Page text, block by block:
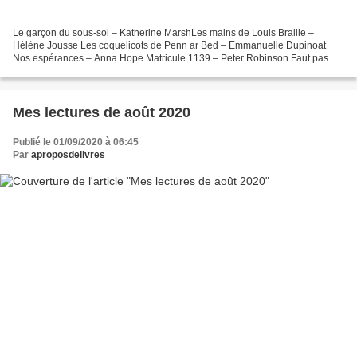
Le garçon du sous-sol – Katherine MarshLes mains de Louis Braille –
Hélène Jousse Les coquelicots de Penn ar Bed – Emmanuelle Dupinoat
Nos espérances – Anna Hope Matricule 1139 – Peter Robinson Faut pas
Mes lectures de août 2020
Publié le 01/09/2020 à 06:45
Par aproposdelivres